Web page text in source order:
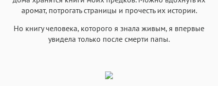
аромат, потрогать страницы и прочесть их истории.
Но книгу человека, которого я знала живым, я впервые
увидела только после смерти папы.